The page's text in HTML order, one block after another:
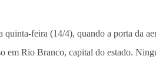
quinta-feira (14/4), quando a porta da
em Rio Branco, capital do estado.